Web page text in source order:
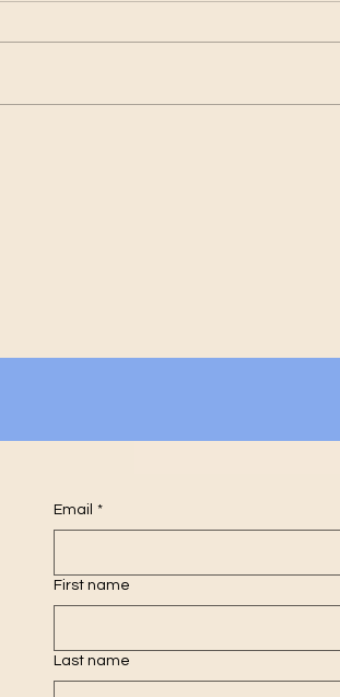
Email *
First name
Last name